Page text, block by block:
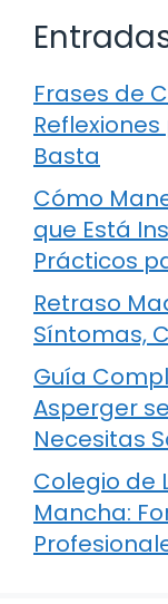
Frases de
Basta
Cómo
que Está
Prácticos
Retraso
Síntomas,
Guía
Asperger
Necesitas
Colegio de
Mancha: